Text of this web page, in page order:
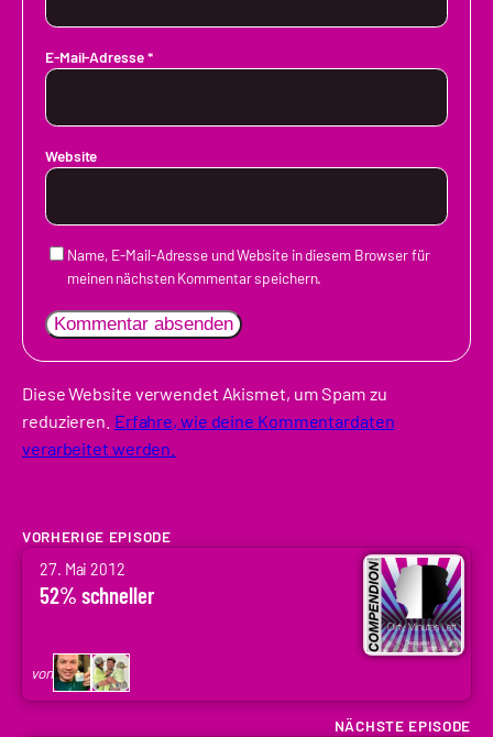
E-Mail-Adresse*
Website
Name, E-Mail-Adresse und Website in diesem Browser für
meinen nächsten Kommentar speichern.
Diese Website verwendet Akismet, um Spam zu
reduzieren. Erfahre, wie deine Kommentardaten
verarbeitet werden.
VORHERIGE EPISODE
27. Mai 2012
52% schneller
von
von
Arne
Codenaga,
Holger
NÄCHSTE EPISODE